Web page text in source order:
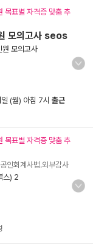
목표별 자격증 맞춤 추
모의고사 seos
모의고사
일 (월) 아침 7시 출근
목표별 자격증 맞춤 추
인회계사법.외부감사
스) 2